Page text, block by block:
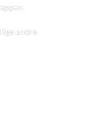
andre